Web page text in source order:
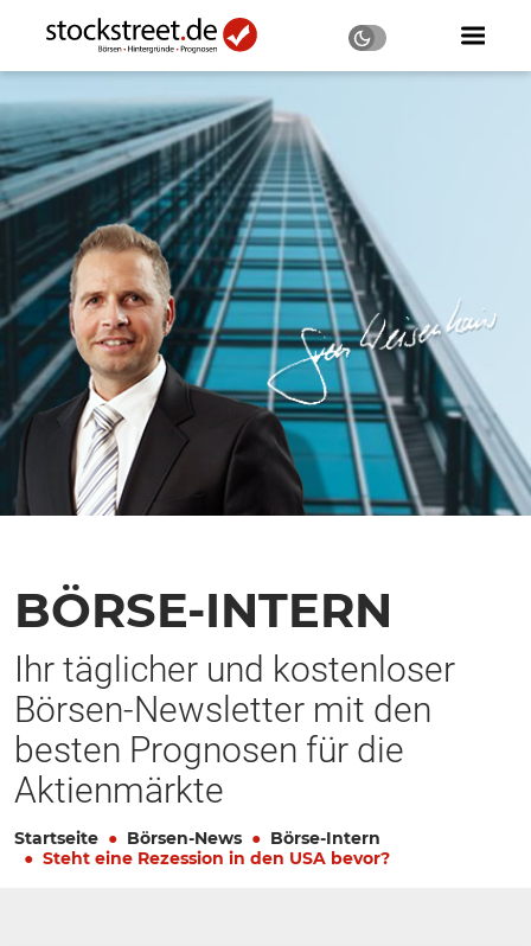
BÖRSE-INTERN
Ihr täglicher und kostenloser
Börsen-Newsletter mit den
besten Prognosen für die
Aktienmärkte
Startseite Börsen-News
Börse-Intern
Steht eine Rezession in den USA bevor?